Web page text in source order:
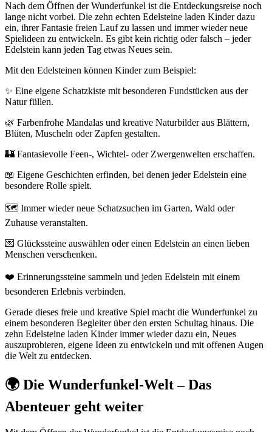
Nach dem Öffnen der Wunderfunkel ist die Entdeckungsreise noch
lange nicht vorbei. Die zehn echten Edelsteine laden Kinder dazu
ein, ihrer Fantasie freien Lauf zu lassen und immer wieder neue
Spielideen zu entwickeln. Es gibt kein richtig oder falsch – jeder
Edelstein kann jeden Tag etwas Neues sein.
Mit den Edelsteinen können Kinder zum Beispiel:
✨ Eine eigene Schatzkiste mit besonderen Fundstücken aus der
Natur füllen.
🌿 Farbenfrohe Mandalas und kreative Naturbilder aus Blättern,
Blüten, Muscheln oder Zapfen gestalten.
🏰 Fantasievolle Feen-, Wichtel- oder Zwergenwelten erschaffen.
📖 Eigene Geschichten erfinden, bei denen jeder Edelstein eine
besondere Rolle spielt.
🗺️ Immer wieder neue Schatzsuchen im Garten, Wald oder
Zuhause veranstalten.
💌 Glückssteine auswählen oder einen Edelstein an einen lieben
Menschen verschenken.
❤️ Erinnerungssteine sammeln und jeden Edelstein mit einem
besonderen Erlebnis verbinden.
Gerade dieses freie und kreative Spiel macht die Wunderfunkel zu
einem besonderen Begleiter über den ersten Schultag hinaus. Die
zehn Edelsteine laden Kinder immer wieder dazu ein, Neues
auszuprobieren, eigene Ideen zu entwickeln und mit offenen Augen
die Welt zu entdecken.
🌍 Die Wunderfunkel-Welt – Das
Abenteuer geht weiter